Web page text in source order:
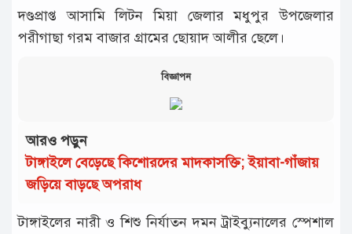
অন্যান্য
দণ্ডপ্রাপ্ত আসামি লিটন মিয়া জেলার মধুপুর উপজেলার
পরীগাছা গরম বাজার গ্রামের ছোয়াদ আলীর ছেলে।
বিজ্ঞাপন
আরও পড়ুন
টাঙ্গাইলে বেড়েছে কিশোরদের মাদকাসক্তি; ইয়াবা-গাঁজায়
জড়িয়ে বাড়ছে অপরাধ
টাঙ্গাইলের নারী ও শিশু নির্যাতন দমন ট্রাইব্যুনালের স্পেশাল